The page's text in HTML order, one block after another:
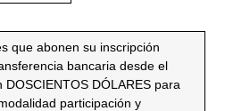
que abonen su inscripción
bancaria desde el
DÓLARES para
participación y